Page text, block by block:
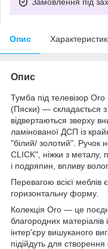
Опис
Опис
Тумба під телевізор
(Пяски) — складається з
відвертаються зверху
ламінованої ДСП із
"білий/ золотий". Ручок
CLICK", ніжки з металу,
і подряпин, впливу
Перевагою всієї меблів
горизонтальну форму.
Колекція Oro — це
благородних матеріалів
інтер'єру вишуканого
підійдуть для